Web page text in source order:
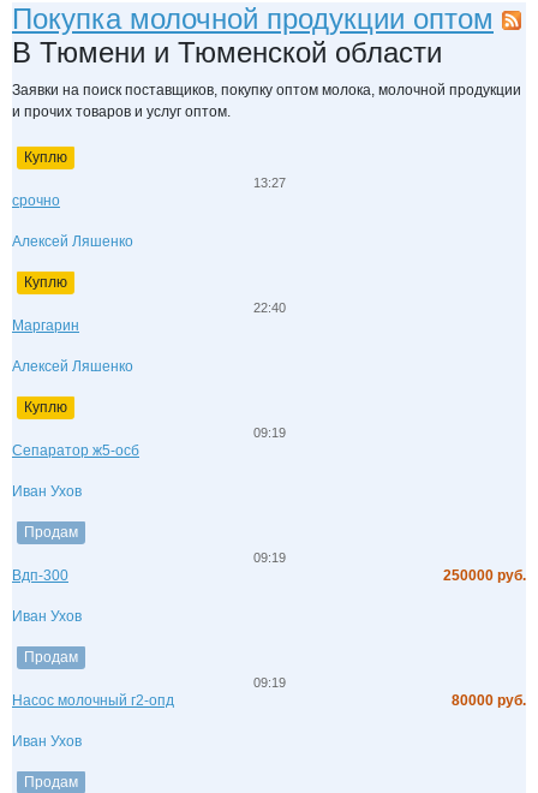
Покупка молочной продукции оптом
В Тюмени и Тюменской области
Заявки на поиск поставщиков, покупку оптом молока, молочной продукции
и прочих товаров и услуг оптом.
Куплю
13:27
срочно
Алексей Ляшенко
Куплю
22:40
Маргарин
Алексей Ляшенко
Куплю
09:19
Сепаратор ж5-осб
Иван Ухов
Продам
09:19
Вдп-300 250000 руб.
Иван Ухов
Продам
09:19
Насос молочный г2-опд 80000 руб.
Иван Ухов
Продам